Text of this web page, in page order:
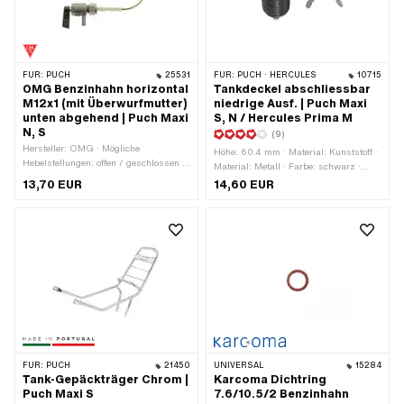
FÜR: PUCH 25531
OMG Benzinhahn horizontal
M12x1 (mit Überwurfmutter)
unten abgehend | Puch Maxi
N, S
Hersteller: OMG · Mögliche
Hebelstellungen: offen / geschlossen /
Filterart: Kunststoffnetz · Gewindeart:
Überwurfmutter · Auslassrichtung:
unten · Reserverohrform: gebogen · Ø
Benzinschlauchanschluss: 6 mm ·
Höhe Reservestand: 100 mm
13,70 EUR
FÜR: PUCH · HERCULES 10715
Tankdeckel abschliessbar
niedrige Ausf. | Puch Maxi
S, N / Hercules Prima M
(9)
Höhe: 60.4 mm · Material: Kunststoff ·
Material: Metall · Farbe: schwarz ·
Tankdeckelverschluss: Stopfen 30 mm
14,60 EUR
FÜR: PUCH 21450
Tank-Gepäckträger Chrom |
Puch Maxi S
UNIVERSAL 15284
Karcoma Dichtring
7.6/10.5/2 Benzinhahn